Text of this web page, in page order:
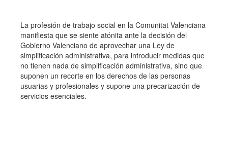
La profesión de trabajo social en la Comunitat Valenciana
manifiesta que se siente atónita ante la decisión del
Gobierno Valenciano de aprovechar una Ley de
simplificación administrativa, para introducir medidas que
no tienen nada de simplificación administrativa, sino que
suponen un recorte en los derechos de las personas
usuarias y profesionales y supone una precarización de
servicios esenciales.